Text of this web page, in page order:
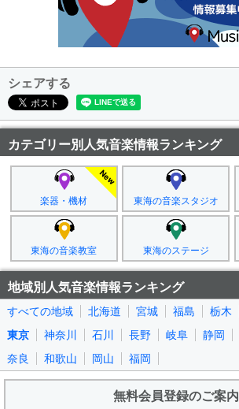
シェアする
カテゴリー別人気音楽情報ランキング
楽器・機材 東海の音楽スタジオ
東海の音楽教室 東海のステージ
地域別人気音楽情報ランキング
すべての地域 北海道 宮城 福島 栃木
東京
神奈川 石川 長野 岐阜 静岡
奈良
和歌山 岡山 福岡
無料会員登録のご案内